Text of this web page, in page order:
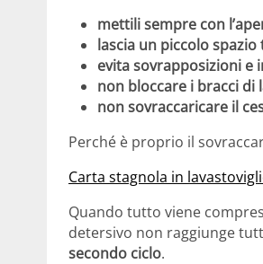
mettili sempre con
lascia un piccolo
evita sovrapposizioni e
non bloccare i bracci di
non sovraccaricare il
Perché è proprio il
Carta stagnola in
Quando tutto viene
detersivo non raggiunge
secondo ciclo.